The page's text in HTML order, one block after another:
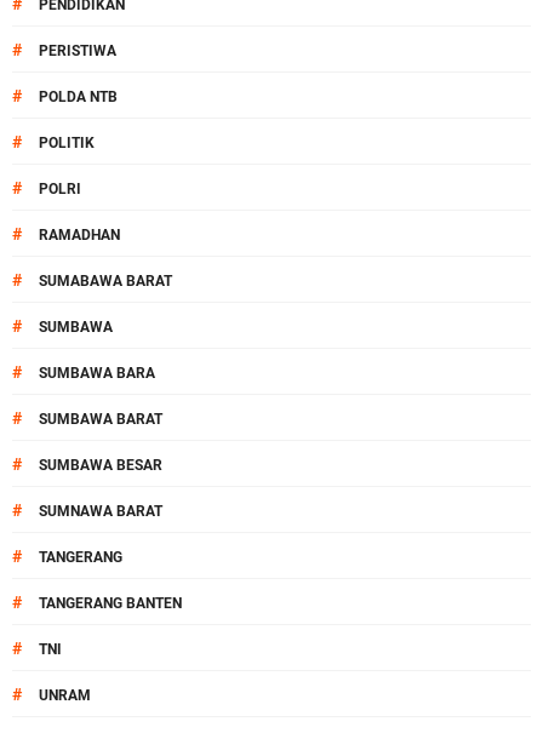
PENDIDIKAN
# PERISTIWA
# POLDA NTB
# POLITIK
# POLRI
# RAMADHAN
# SUMABAWA BARAT
# SUMBAWA
# SUMBAWA BARA
# SUMBAWA BARAT
# SUMBAWA BESAR
# SUMNAWA BARAT
# TANGERANG
# TANGERANG BANTEN
# TNI
# UNRAM